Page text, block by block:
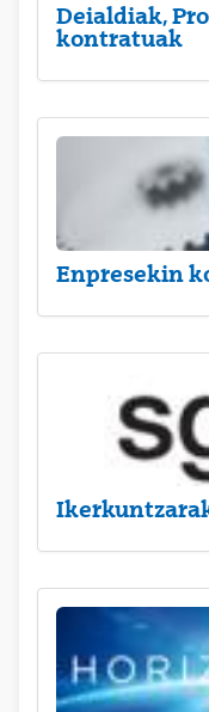
Deialdiak,
kontratuak
Enpresekin